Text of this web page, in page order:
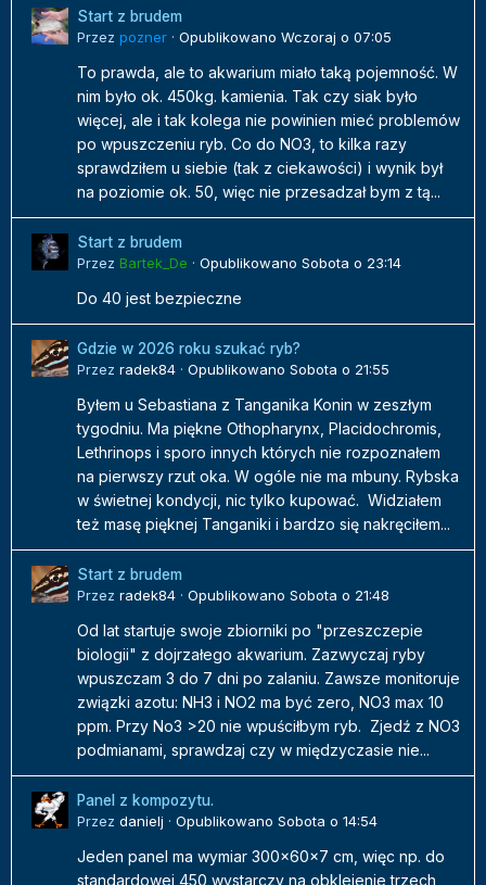
Start z brudem
Przez pozner · Opublikowano Wczoraj o 07:05
To prawda, ale to akwarium miało taką pojemność. W
nim było ok. 450kg. kamienia. Tak czy siak było
więcej, ale i tak kolega nie powinien mieć problemów
po wpuszczeniu ryb. Co do NO3, to kilka razy
sprawdziłem u siebie (tak z ciekawości) i wynik był
na poziomie ok. 50, więc nie przesadzał bym z tą...
Start z brudem
Przez Bartek_De · Opublikowano Sobota o 23:14
Do 40 jest bezpieczne
Gdzie w 2026 roku szukać ryb?
Przez radek84 · Opublikowano Sobota o 21:55
Byłem u Sebastiana z Tanganika Konin w zeszłym
tygodniu. Ma piękne Othopharynx, Placidochromis,
Lethrinops i sporo innych których nie rozpoznałem
na pierwszy rzut oka. W ogóle nie ma mbuny. Rybska
w świetnej kondycji, nic tylko kupować. Widziałem
też masę pięknej Tanganiki i bardzo się nakręciłem...
Start z brudem
Przez radek84 · Opublikowano Sobota o 21:48
Od lat startuje swoje zbiorniki po "przeszczepie
biologii" z dojrzałego akwarium. Zazwyczaj ryby
wpuszczam 3 do 7 dni po zalaniu. Zawsze monitoruje
związki azotu: NH3 i NO2 ma być zero, NO3 max 10
ppm. Przy No3 >20 nie wpuściłbym ryb. Zjedź z NO3
podmianami, sprawdzaj czy w międzyczasie nie...
Panel z kompozytu.
Przez danielj · Opublikowano Sobota o 14:54
Jeden panel ma wymiar 300x60x7 cm, więc np. do
standardowej 450 wystarczy na obklejenie trzech